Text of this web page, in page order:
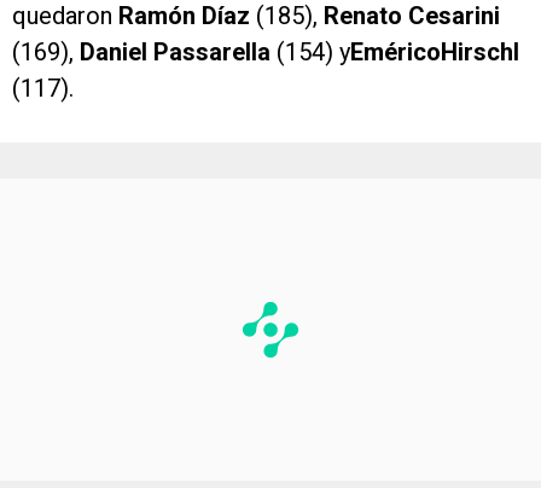
quedaron Ramón Díaz (185), Renato Cesarini
(169), Daniel Passarella (154) yEméricoHirschl
(117).